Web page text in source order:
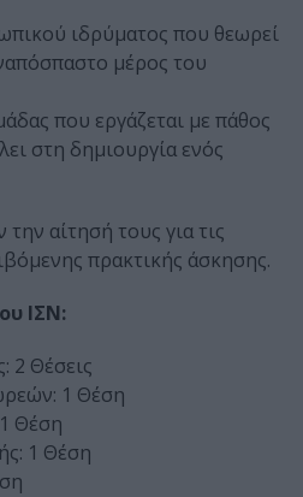
ιδρύματος που θεωρεί
μέρος του
που εργάζεται με πάθος
στη δημιουργία ενός
αίτησή τους για τις
πρακτικής άσκησης.
ΙΣΝ:
2 Θέσεις
1 Θέση
Θέση
1 Θέση